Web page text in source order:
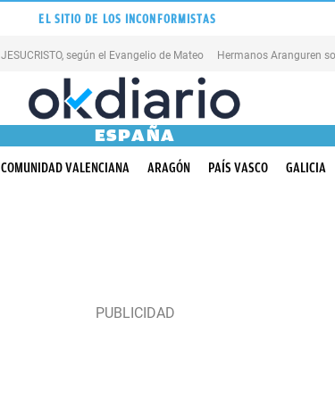
EL SITIO DE LOS INCONFORMISTAS
JESUCRISTO, según el Evangelio de Mateo Hermanos Aranguren
ESPAÑA
COMUNIDAD VALENCIANA ARAGÓN PAÍS VASCO GALICIA